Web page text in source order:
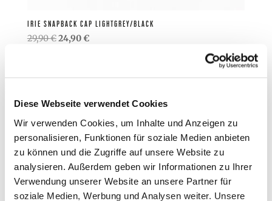
Diese Webseite verwendet Cookies
Wir verwenden Cookies, um Inhalte und Anzeigen zu
personalisieren, Funktionen für soziale Medien anbieten
zu können und die Zugriffe auf unsere Website zu
analysieren. Außerdem geben wir Informationen zu Ihrer
Verwendung unserer Website an unsere Partner für
soziale Medien, Werbung und Analysen weiter. Unsere
IRIE SNAPBACK CAP LIGHTGREY/BLACK
29,90€Ursprünglicher
24,90€Aktueller